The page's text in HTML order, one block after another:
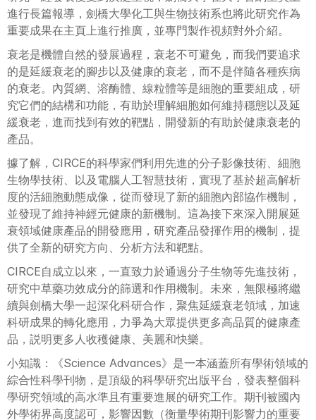
進行長篇報導，劍橋大學化工與生物技術系也將此研究作為
重要成果在主頁上進行推廣，並專門製作視頻對外介紹。
衰老是機體自然的發展過程，衰老不可避免，而我們要追求
的是延緩衰老的腳步以及健康的衰老，而不是伴隨各種疾病
的衰老。內質網、溶酶體、線粒體等是細胞的重要組成，研
究它們的結構和功能，有助於理解細胞如何維持穩態以及延
緩衰老，進而找到有效的靶點，開發新的有助於健康衰老的
產品。
據了解，CIRCE的科學家們利用先進的分子影像技術、細胞
生物學技術、以及電腦人工智慧技術，實現了基於超高解析
度的活細胞動態成像，從而發現了新的細胞內部協作機制，
並發現了維持神經元健康的新機制。這為接下來深入開展延
衰領域健康產品的開發應用，研究產品發揮作用的機制，提
供了全新的研究方向、分析方法和靶點。
CIRCE自成立以來，一直致力於通過分子生物等先進技術，
研究中草藥功效成分的篩選和作用機制。未來，無限極將繼
續與劍橋大學一起深化科研合作，聚焦延緩衰老領域，加速
科研成果的轉化應用，力爭為大眾提供更多高品質的健康產
品，説明更多人收穫健康、美麗和快樂。
小知識：《Science Advances》是一本涵蓋所有學術領域的
綜合性科學刊物，是頂級的科學研究出版平台，發表整個科
學研究領域的高水準且有重要進展的研究工作。期刊被國內
外學術界高度認可，影響因數（衡量學術期刊影響力的重要